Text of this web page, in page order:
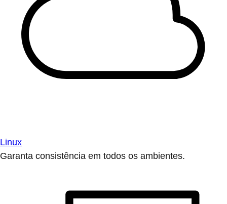
Linux
Garanta consistência em todos os ambientes.